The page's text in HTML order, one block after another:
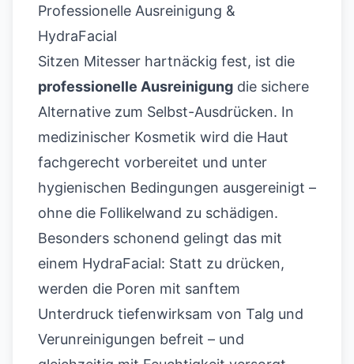
Professionelle Ausreinigung &
HydraFacial
Sitzen Mitesser hartnäckig fest, ist die
professionelle Ausreinigung die sichere
Alternative zum Selbst-Ausdrücken. In
medizinischer Kosmetik wird die Haut
fachgerecht vorbereitet und unter
hygienischen Bedingungen ausgereinigt –
ohne die Follikelwand zu schädigen.
Besonders schonend gelingt das mit
einem HydraFacial: Statt zu drücken,
werden die Poren mit sanftem
Unterdruck tiefenwirksam von Talg und
Verunreinigungen befreit – und